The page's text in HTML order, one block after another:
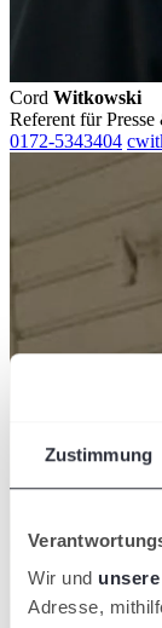
Zustimmung
Wir und
Adresse,
Cord Witkowski
Referent für
0172-5343404